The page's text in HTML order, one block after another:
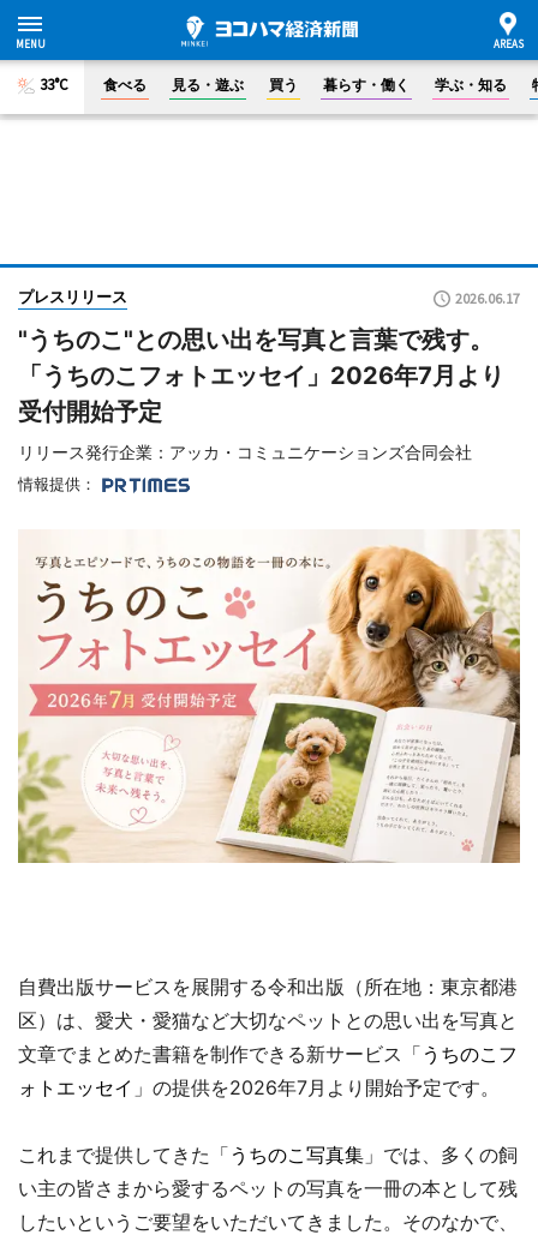
33°C 食べる 見る・遊ぶ 買う 暮らす・働く 学ぶ・知る
プレスリリース 2026.06.17
"うちのこ"との思い出を写真と言葉で残す。
「うちのこフォトエッセイ」2026年7月より
受付開始予定
リリース発行企業：アッカ・コミュニケーションズ合同会社
情報提供：
自費出版サービスを展開する令和出版（所在地：東京都港
区）は、愛犬・愛猫など大切なペットとの思い出を写真と
文章でまとめた書籍を制作できる新サービス「 うちのこフ
ォトエッセイ 」の提供を2026年7月より開始予定です。
これまで提供してきた「 うちのこ写真集 」では、多くの飼
い主の皆さまから愛するペットの写真を一冊の本として残
したいというご要望をいただいてきました。そのなかで、